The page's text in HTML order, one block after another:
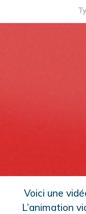
Voici une
L’animation